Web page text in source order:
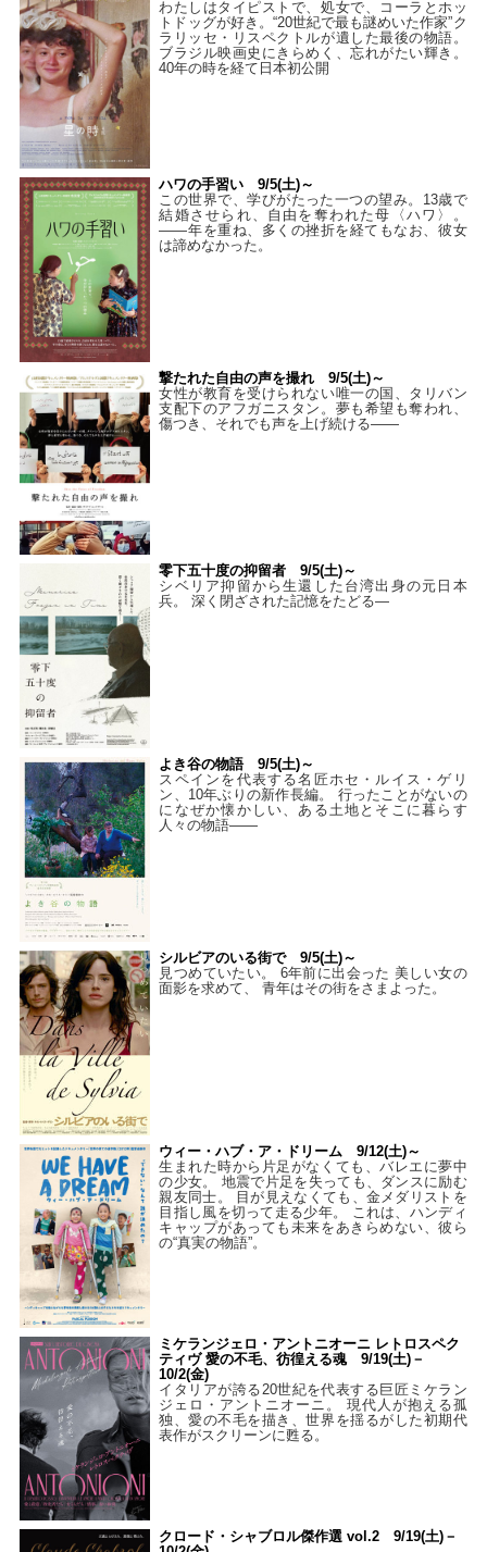
わたしはタイピストで、処⼥で、コーラとホッ
トドッグが好き。“20世紀で最も謎めいた作家”ク
ラリッセ・リスペクトルが遺した最後の物語。
ブラジル映画史にきらめく、忘れがたい輝き。
40年の時を経て⽇本初公開
ハワの手習い 9/5(土)～
この世界で、学びがたった一つの望み。13歳で
結婚させられ、自由を奪われた母〈ハワ〉。
——年を重ね、多くの挫折を経てもなお、彼女
は諦めなかった。
撃たれた自由の声を撮れ 9/5(土)～
女性が教育を受けられない唯一の国、タリバン
支配下のアフガニスタン。夢も希望も奪われ、
傷つき、それでも声を上げ続ける——
零下五十度の抑留者 9/5(土)～
シベリア抑留から生還した台湾出身の元日本
兵。 深く閉ざされた記憶をたどる—
よき谷の物語 9/5(土)～
スペインを代表する名匠ホセ・ルイス・ゲリ
ン、10年ぶりの新作長編。 行ったことがないの
になぜか懐かしい、ある土地とそこに暮らす
人々の物語――
シルビアのいる街で 9/5(土)～
見つめていたい。 6年前に出会った 美しい女の
面影を求めて、 青年はその街をさまよった。
ウィー・ハブ・ア・ドリーム 9/12(土)～
生まれた時から片足がなくても、バレエに夢中
の少女。 地震で片足を失っても、ダンスに励む
親友同士。 目が見えなくても、金メダリストを
目指し風を切って走る少年。 これは、ハンディ
キャップがあっても未来をあきらめない、彼ら
の“真実の物語”。
ミケランジェロ・アントニオーニ レトロスペク
ティヴ 愛の不毛、彷徨える魂 9/19(土)－
10/2(金)
イタリアが誇る20世紀を代表する巨匠ミケラン
ジェロ・アントニオーニ。 現代人が抱える孤
独、愛の不毛を描き、世界を揺るがした初期代
表作がスクリーンに甦る。
クロード・シャブロル傑作選 vol.2 9/19(土)－